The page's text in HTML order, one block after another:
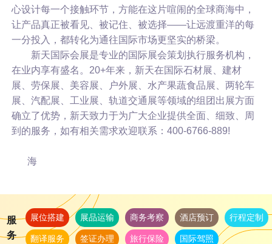
心设计每一个接触环节，方能在这片喧闹的全球商海中，
让产品真正被看见、被记住、被选择——让远渡重洋的每
一分投入，都转化为通往国际市场更坚实的桥梁。
新天国际会展是专业的国际展会策划执行服务机构，
在业内享有盛名。20+年来，新天在国际石材展、建材
展、劳保展、美容展、户外展、水产果蔬食品展、两轮车
展、汽配展、工业展、轨道交通展等领域的组团出展方面
确立了优势，新天致力于为广大企业提供全面、细致、周
到的服务，如有相关需求欢迎联系：400-6766-889!
海
服
务
展位搭建 展品运输 商务考察 酒店预订 行程定制
翻译服务 签证办理 旅行保险 国际驾照